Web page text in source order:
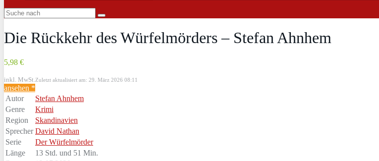
Die Rückkehr des Würfelmörders – Stefan Ahnhem
5,98 €
inkl. MwSt. Zuletzt aktualisiert am: 29. März 2026 08:11
ansehen *
Autor
Stefan Ahnhem
Genre
Krimi
Region
Skandinavien
Sprecher David Nathan
Serie
Der Würfelmörder
Länge
13 Std. und 51 Min.